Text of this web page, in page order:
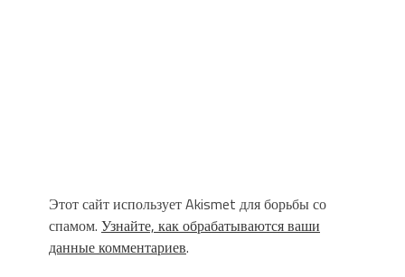
Этот сайт использует Akismet для борьбы со
спамом. Узнайте, как обрабатываются ваши
данные комментариев.